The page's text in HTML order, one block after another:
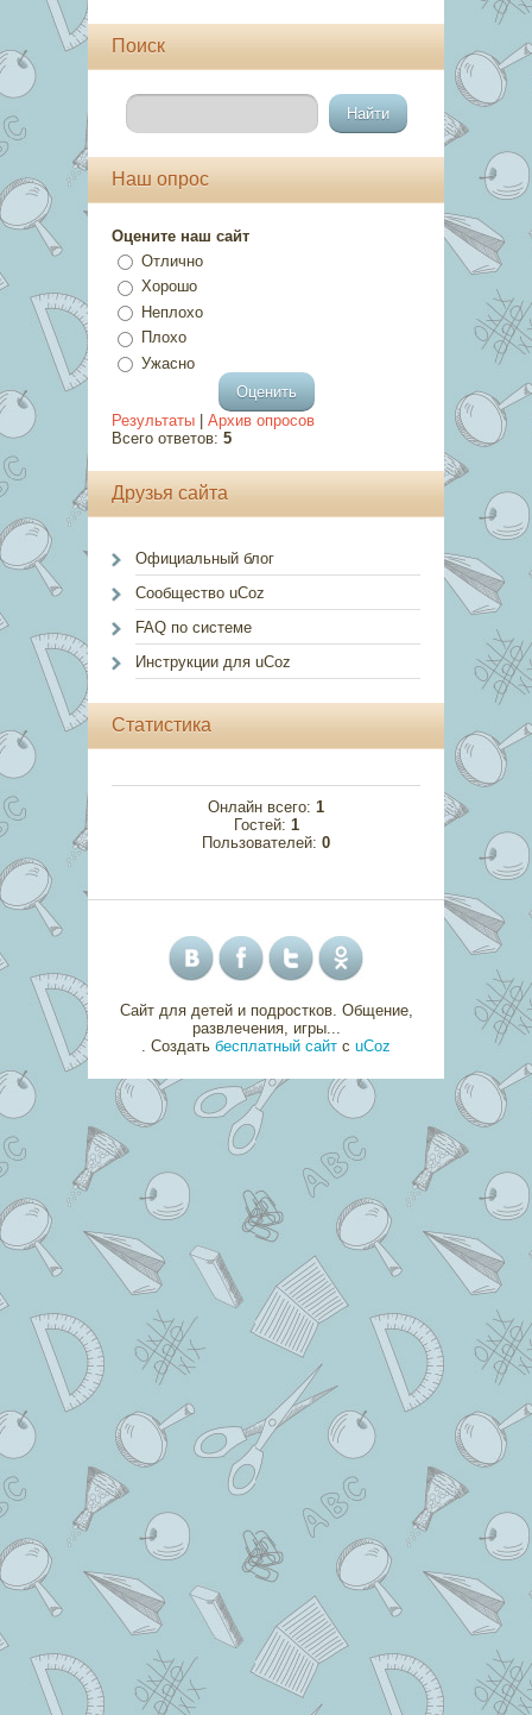
Поиск
Наш опрос
Оцените наш сайт
Отлично
Хорошо
Неплохо
Плохо
Ужасно
Результаты
Архив опросов
Всего ответов: 5
Друзья сайта
Официальный блог
Сообщество uCoz
FAQ по системе
Инструкции для uCoz
Статистика
Онлайн всего: 1
Гостей: 1
Пользователей: 0
Сайт для детей и подростков. Общение,
развлечения, игры...
. Создать бесплатный сайт с uCoz